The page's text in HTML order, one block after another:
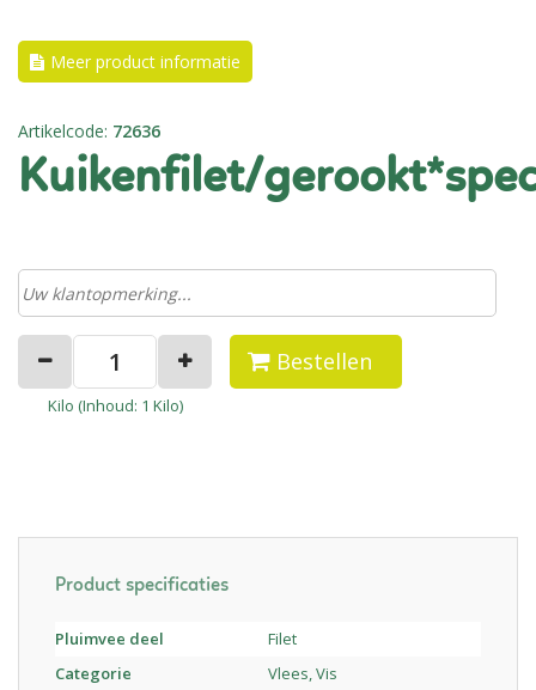
Meer product informatie
Artikelcode: 72636
kuikenfilet/
Bestellen
Kilo (Inhoud: 1 Kilo)
Product specificaties
Pluimvee deel
Filet
Categorie
Vlees, Vis